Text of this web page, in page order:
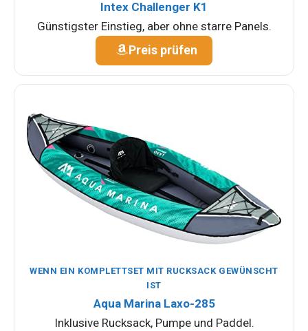
Intex Challenger K1
Günstigster Einstieg, aber ohne starre Panels.
Preis prüfen
WENN EIN KOMPLETTSET MIT RUCKSACK GEWÜNSCHT
IST
Aqua Marina Laxo-285
Inklusive Rucksack, Pumpe und Paddel.